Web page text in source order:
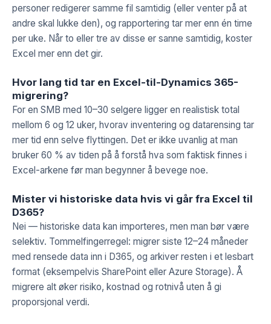
personer redigerer samme fil samtidig (eller venter på at
andre skal lukke den), og rapportering tar mer enn én time
per uke. Når to eller tre av disse er sanne samtidig, koster
Excel mer enn det gir.
Hvor lang tid tar en Excel-til-Dynamics 365-
migrering?
For en SMB med 10–30 selgere ligger en realistisk total
mellom 6 og 12 uker, hvorav inventering og datarensing tar
mer tid enn selve flyttingen. Det er ikke uvanlig at man
bruker 60 % av tiden på å forstå hva som faktisk finnes i
Excel-arkene før man begynner å bevege noe.
Mister vi historiske data hvis vi går fra Excel til
D365?
Nei — historiske data kan importeres, men man bør være
selektiv. Tommelfingerregel: migrer siste 12–24 måneder
med rensede data inn i D365, og arkiver resten i et lesbart
format (eksempelvis SharePoint eller Azure Storage). Å
migrere alt øker risiko, kostnad og rotnivå uten å gi
proporsjonal verdi.